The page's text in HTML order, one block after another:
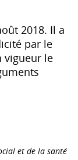
2018. Il a
par le
vigueur le
et de la santé